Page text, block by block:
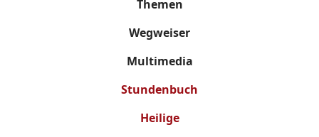
Themen
Wegweiser
Multimedia
Stundenbuch
Heilige